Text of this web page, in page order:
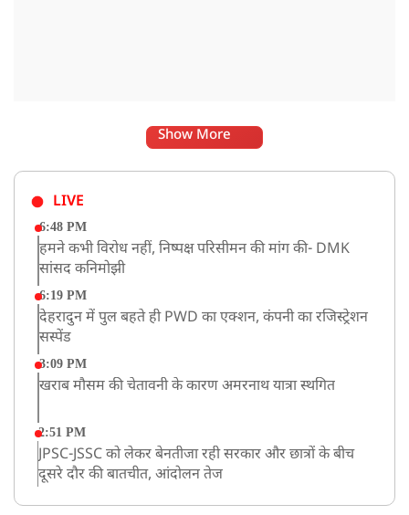
Show More
LIVE
6:48 PM
हमने कभी विरोध नहीं, निष्पक्ष परिसीमन की मांग की- DMK
सांसद कनिमोझी
6:19 PM
देहरादुन में पुल बहते ही PWD का एक्शन, कंपनी का रजिस्ट्रेशन
सस्पेंड
3:09 PM
खराब मौसम की चेतावनी के कारण अमरनाथ यात्रा स्थगित
2:51 PM
JPSC-JSSC को लेकर बेनतीजा रही सरकार और छात्रों के बीच
दूसरे दौर की बातचीत, आंदोलन तेज